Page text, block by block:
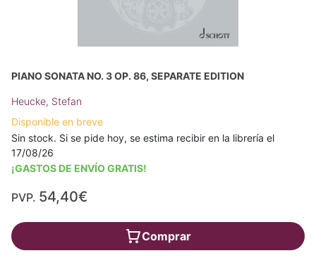
PIANO SONATA NO. 3 OP. 86, SEPARATE EDITION
Heucke, Stefan
Disponible en breve
Sin stock. Si se pide hoy, se estima recibir en la librería el
17/08/26
¡GASTOS DE ENVÍO GRATIS!
PVP. 54,40€
Comprar